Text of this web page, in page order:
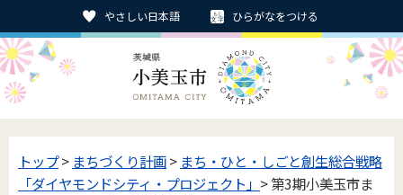
やさしい日本語 ひらがなをつける
トップ> まちづくり計画> まち・ひと・しごと創生総合戦略
「ダイヤモンドシティ・プロジェクト」 > 第3期小美玉市ま